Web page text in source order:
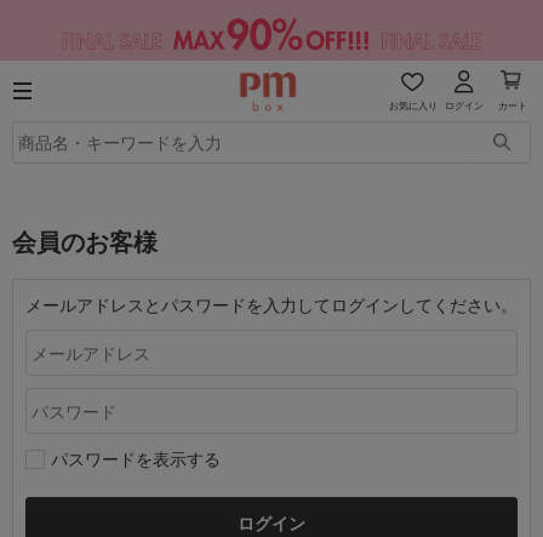
お気に入り ログイン カート
会員のお客様
メールアドレスとパスワードを入力してログインしてください。
パスワードを表示する